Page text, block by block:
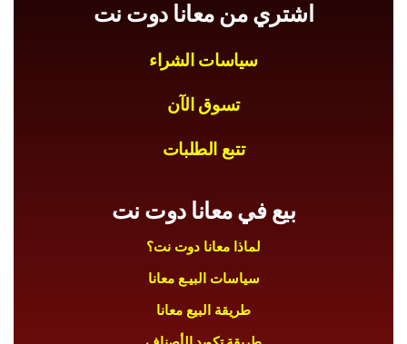
اشتري من معانا دوت نت
سياسات الشراء
تسوق الآن
تتبع الطلبات
بيع في معانا دوت نت
لماذا معانا دوت نت؟
سياسات البيـع معانا
طريقة البيع معانا